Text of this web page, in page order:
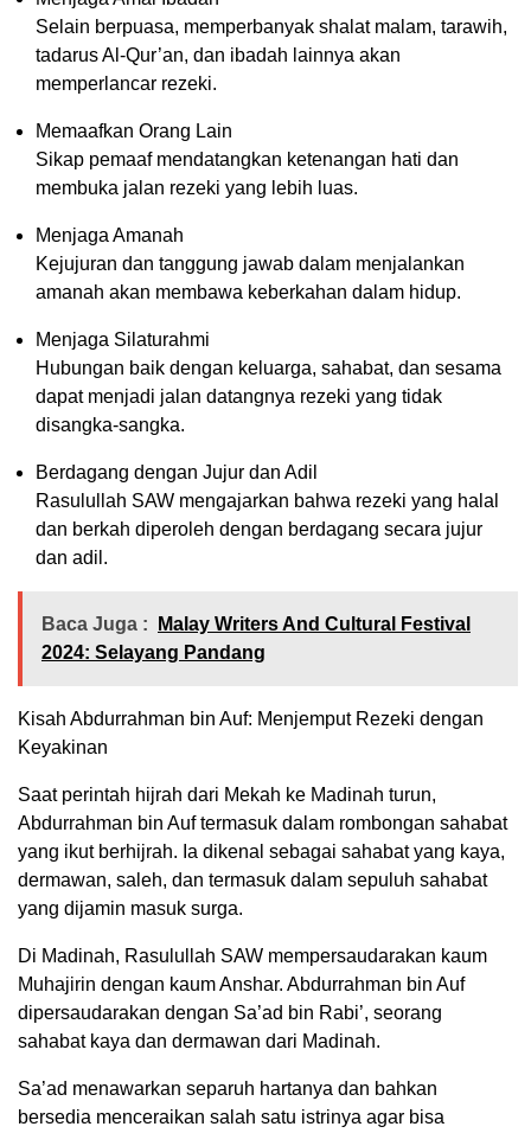
Selain berpuasa, memperbanyak shalat malam, tarawih,
tadarus Al-Qur’an, dan ibadah lainnya akan
memperlancar rezeki.
Memaafkan Orang Lain
Sikap pemaaf mendatangkan ketenangan hati dan
membuka jalan rezeki yang lebih luas.
Menjaga Amanah
Kejujuran dan tanggung jawab dalam menjalankan
amanah akan membawa keberkahan dalam hidup.
Menjaga Silaturahmi
Hubungan baik dengan keluarga, sahabat, dan sesama
dapat menjadi jalan datangnya rezeki yang tidak
disangka-sangka.
Berdagang dengan Jujur dan Adil
Rasulullah SAW mengajarkan bahwa rezeki yang halal
dan berkah diperoleh dengan berdagang secara jujur
dan adil.
Baca Juga :
Malay Writers And Cultural Festival
2024: Selayang Pandang
Kisah Abdurrahman bin Auf: Menjemput Rezeki dengan
Keyakinan
Saat perintah hijrah dari Mekah ke Madinah turun,
Abdurrahman bin Auf termasuk dalam rombongan sahabat
yang ikut berhijrah. Ia dikenal sebagai sahabat yang kaya,
dermawan, saleh, dan termasuk dalam sepuluh sahabat
yang dijamin masuk surga.
Di Madinah, Rasulullah SAW mempersaudarakan kaum
Muhajirin dengan kaum Anshar. Abdurrahman bin Auf
dipersaudarakan dengan Sa’ad bin Rabi’, seorang
sahabat kaya dan dermawan dari Madinah.
Sa’ad menawarkan separuh hartanya dan bahkan
bersedia menceraikan salah satu istrinya agar bisa